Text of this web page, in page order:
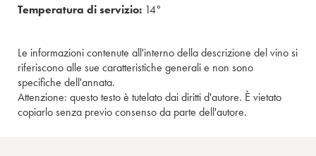
Temperatura di servizio: 14°
Le informazioni contenute all'interno della descrizione del vino si
riferiscono alle sue caratteristiche generali e non sono
specifiche dell'annata.
Attenzione: questo testo è tutelato dai diritti d'autore. È vietato
copiarlo senza previo consenso da parte dell'autore.